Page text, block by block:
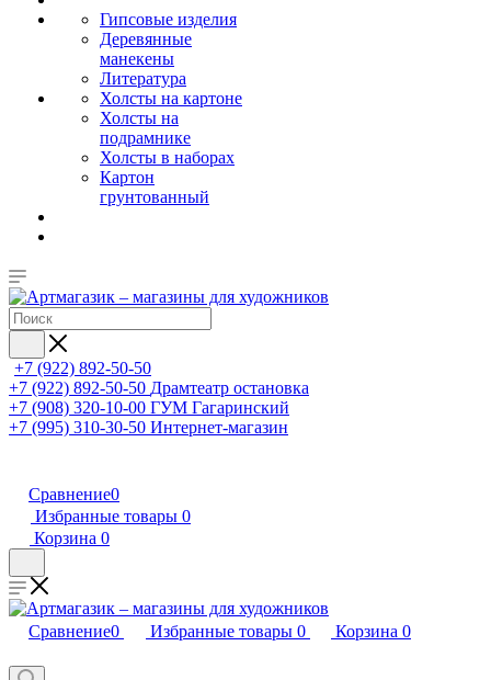
Гипсовые изделия
Деревянные
манекены
Литература
Холсты на картоне
Холсты на
подрамнике
Холсты в наборах
Картон
грунтованный
+7 (922) 892-50-50
+7 (922) 892-50-50 Драмтеатр остановка
+7 (908) 320-10-00 ГУМ Гагаринский
+7 (995) 310-30-50 Интернет-магазин
Сравнение0
Избранные товары 0
Корзина 0
Сравнение0 Избранные товары 0 Корзина 0